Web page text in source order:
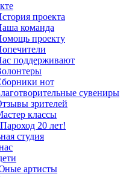
проекта
команда
проекту
поддерживают
нот
сувениры
зрителей
классы
20 лет!
студия
артисты